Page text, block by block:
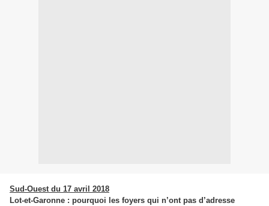
Sud-Ouest du 17 avril 2018
Lot-et-Garonne : pourquoi les foyers qui n’ont pas d’adresse